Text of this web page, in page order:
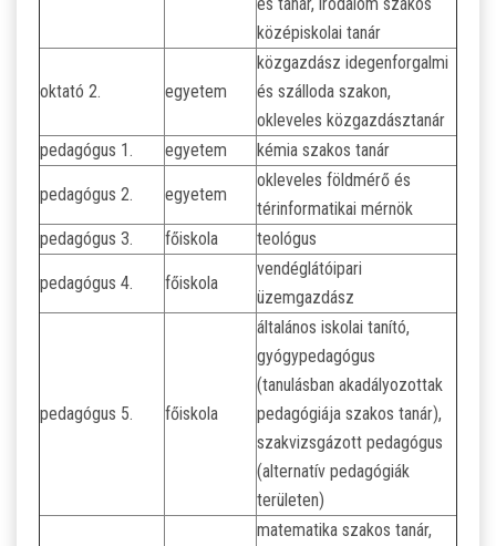
középiskolai tanár
oktató 2. egyetem
közgazdász idegenforgalmi
és szálloda szakon,
okleveles közgazdásztanár
pedagógus 1.
egyetem kémia szakos tanár
pedagógus 2. egyetem
okleveles földmérő és
térinformatikai mérnök
pedagógus 3.
főiskola teológus
pedagógus 4. főiskola
vendéglátóipari
üzemgazdász
pedagógus 5. főiskola
általános iskolai tanító,
gyógypedagógus
(tanulásban akadályozottak
pedagógiája szakos tanár),
szakvizsgázott pedagógus
(alternatív pedagógiák
területen)
matematika szakos tanár,